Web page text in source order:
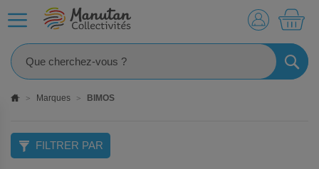
Marques BIMOS
FILTRER PAR